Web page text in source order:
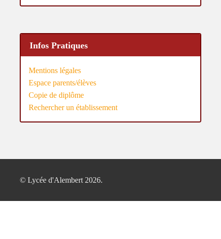
Infos Pratiques
Mentions légales
Espace parents/élèves
Copie de diplôme
Rechercher un établissement
© Lycée d'Alembert 2026.